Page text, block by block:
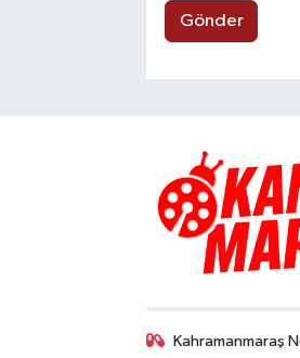
Gönder
Kahramanmaraş